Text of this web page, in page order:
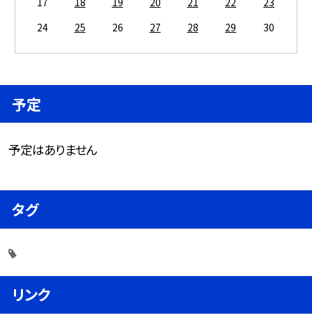
24
25 26 27 28 29 30
予定
予定はありません
タグ
リンク